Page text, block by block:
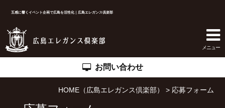
コンセプト
ギャラリー
五感に響くイベント企画で広島を活性化｜広島エレガンス倶楽部
メニュー
お問い合わせ
HOME（広島エレガンス倶楽部） > 応募フォーム